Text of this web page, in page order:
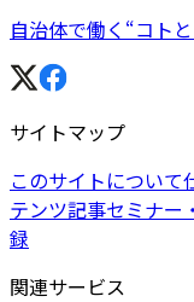
自治体で働く“コト
サイトマップ
このサイトについて
テンツ記事セミナー
録
関連サービス